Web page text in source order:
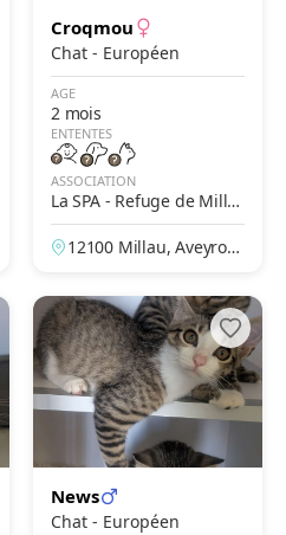
Croqmou
Chat - Européen
AGE
2 mois
ENTENTES
ASSOCIATION
La SPA - Refuge de Milla
u – L'Escale
12100 Millau, Aveyron,
News
Chat - Européen